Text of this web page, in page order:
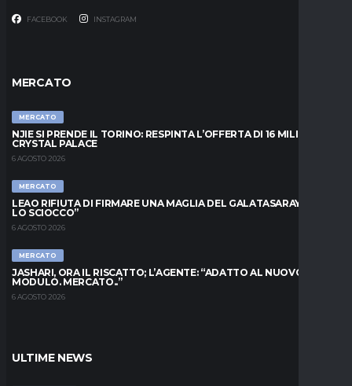
FACEBOOK INSTAGRAM
MERCATO
MERCATO
NJIE SI PRENDE IL TORINO: RESPINTA L’OFFERTA DI 16 MILIONI DAL
CRYSTAL PALACE
6 AGOSTO 2026
MERCATO
LEAO RIFIUTA DI FIRMARE UNA MAGLIA DEL GALATASARAY: “FAI
LO SCIOCCO”
6 AGOSTO 2026
MERCATO
JASHARI, ORA IL RISCATTO; L’AGENTE: “ADATTO AL NUOVO
MODULO. MERCATO..”
6 AGOSTO 2026
ULTIME NEWS